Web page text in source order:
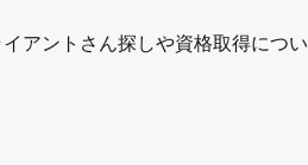
アントさん探しや資格取得につい